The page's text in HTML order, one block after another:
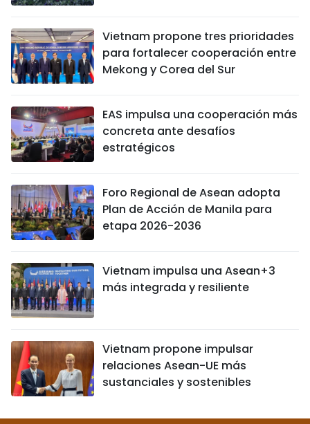
Vietnam propone tres prioridades
para fortalecer cooperación entre
Mekong y Corea del Sur
EAS impulsa una cooperación más
concreta ante desafíos
estratégicos
Foro Regional de Asean adopta
Plan de Acción de Manila para
etapa 2026-2036
Vietnam impulsa una Asean+3
más integrada y resiliente
Vietnam propone impulsar
relaciones Asean-UE más
sustanciales y sostenibles